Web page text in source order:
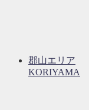
郡山エリア
KORIYAMA